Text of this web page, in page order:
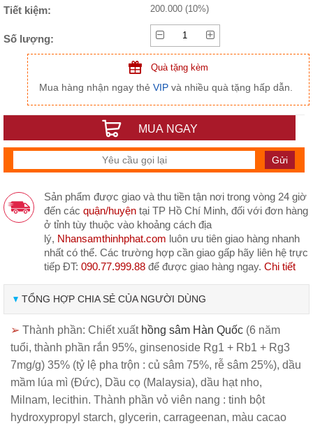
Tiết kiệm: 200.000 (10%)
Số lượng:
Quà tặng kèm
Mua hàng nhận ngay thẻ VIP và nhiều quà tặng hấp dẫn.
MUA NGAY
Sản phẩm được giao và thu tiền tận nơi trong vòng 24 giờ
đến các quận/huyện tại TP Hồ Chí Minh, đối với đơn hàng
ở tỉnh tùy thuộc vào khoảng cách địa
lý, Nhansamthinhphat.com luôn ưu tiên giao hàng nhanh
nhất có thể. Các trường hợp cần giao gấp hãy liên hệ trực
tiếp ĐT: 090.77.999.88 để được giao hàng ngay. Chi tiết
TỔNG HỢP CHIA SẺ CỦA NGƯỜI DÙNG
➢ Thành phần: Chiết xuất hồng sâm Hàn Quốc (6 năm
tuổi, thành phần rắn 95%, ginsenoside Rg1 + Rb1 + Rg3
7mg/g) 35% (tỷ lệ pha trộn : củ sâm 75%, rễ sâm 25%), dầu
mầm lúa mì (Đức), Dầu cọ (Malaysia), dầu hạt nho,
Milnam, lecithin. Thành phần vỏ viên nang : tinh bột
hydroxypropyl starch, glycerin, carrageenan, màu cacao